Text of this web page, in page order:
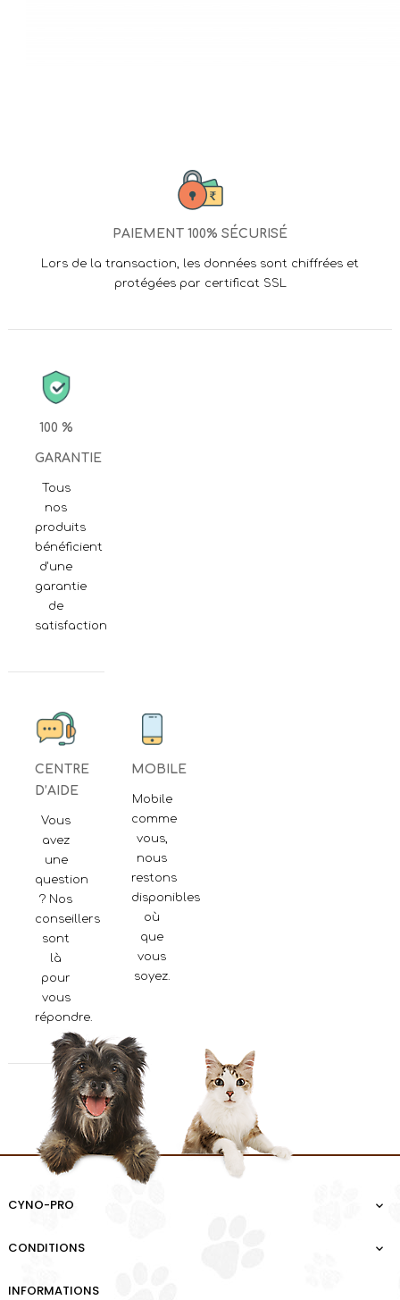
PAIEMENT 100% SÉCURISÉ
Lors de la transaction, les données sont chiffrées et
protégées par certificat SSL
100 %
GARANTIE
Tous
nos
produits
bénéficient
d'une
garantie
de
satisfaction
CENTRE
D’AIDE
Vous
avez
une
question
? Nos
conseillers
sont
là
pour
vous
répondre.
MOBILE
Mobile
comme
vous,
nous
restons
disponibles
où
que
vous
soyez.
CYNO-PRO 
CONDITIONS 
INFORMATIONS